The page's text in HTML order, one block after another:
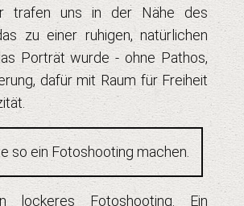
trafen uns in der Nähe des
zu einer ruhigen, natürlichen
Porträt wurde - ohne Pathos,
dafür mit Raum für Freiheit
so ein Fotoshooting machen.
lockeres Fotoshooting. Ein